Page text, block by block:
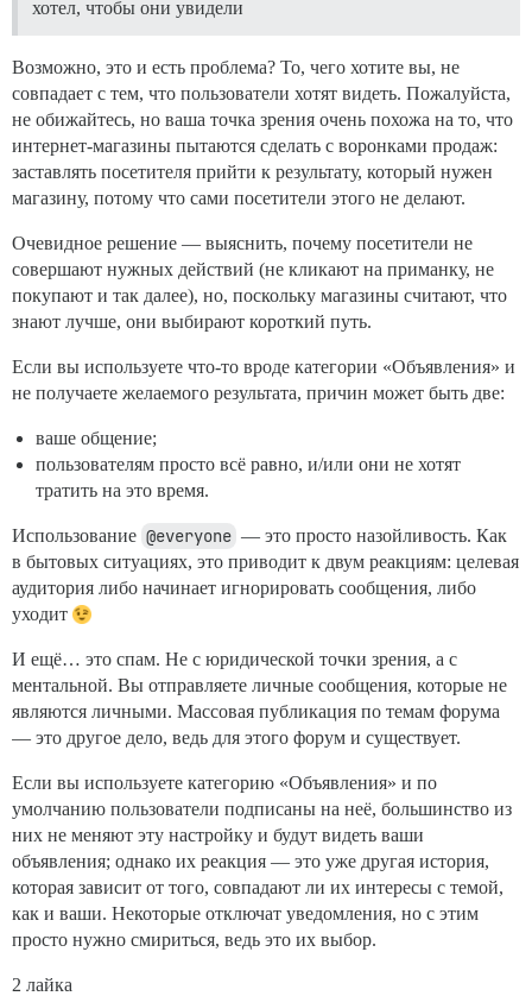
хотел, чтобы они увидели
Возможно, это и есть проблема? То, чего хотите вы, не
совпадает с тем, что пользователи хотят видеть. Пожалуйста,
не обижайтесь, но ваша точка зрения очень похожа на то, что
интернет-магазины пытаются сделать с воронками продаж:
заставлять посетителя прийти к результату, который нужен
магазину, потому что сами посетители этого не делают.
Очевидное решение — выяснить, почему посетители не
совершают нужных действий (не кликают на приманку, не
покупают и так далее), но, поскольку магазины считают, что
знают лучше, они выбирают короткий путь.
Если вы используете что-то вроде категории «Объявления» и
не получаете желаемого результата, причин может быть две:
ваше общение;
пользователям просто всё равно, и/или они не хотят
тратить на это время.
Использование @everyone — это просто назойливость. Как
в бытовых ситуациях, это приводит к двум реакциям: целевая
аудитория либо начинает игнорировать сообщения, либо
уходит
И ещё… это спам. Не с юридической точки зрения, а с
ментальной. Вы отправляете личные сообщения, которые не
являются личными. Массовая публикация по темам форума
— это другое дело, ведь для этого форум и существует.
Если вы используете категорию «Объявления» и по
умолчанию пользователи подписаны на неё, большинство из
них не меняют эту настройку и будут видеть ваши
объявления; однако их реакция — это уже другая история,
которая зависит от того, совпадают ли их интересы с темой,
как и ваши. Некоторые отключат уведомления, но с этим
просто нужно смириться, ведь это их выбор.
2 лайка